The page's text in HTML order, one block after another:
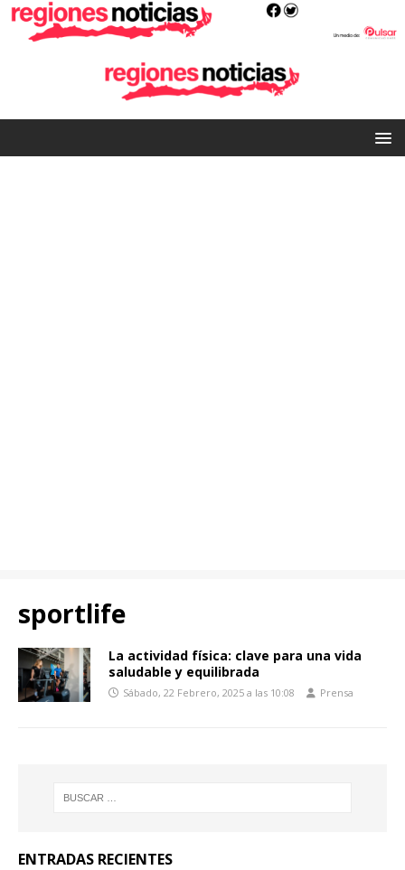
sportlife
La actividad física: clave para una vida
saludable y equilibrada
Sábado, 22 Febrero, 2025 a las 10:08 Prensa
ENTRADAS RECIENTES